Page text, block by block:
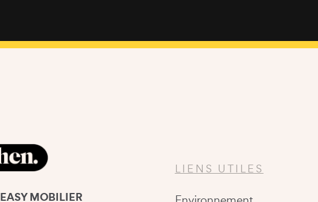
EASY MOBILIER
LIENS UTILES